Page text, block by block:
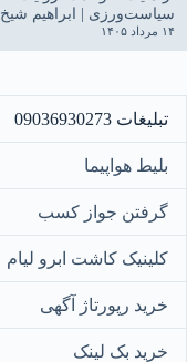
سیاست‌ورزی | ابراهیم شیخ
۱۴ مرداد ۱۴۰۵
تبلیغات 09036930273
بلیط هواپیما
گرفتن جواز کسب
کلینیک کاشت ابرو لیام
خرید رپورتاژ آگهی
خرید بک لینک